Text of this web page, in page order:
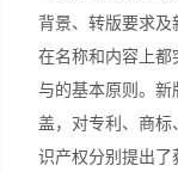
背景、转版要求
在名称和内容上
与的基本原则。新
盖，对专利、商
识产权分别提出了